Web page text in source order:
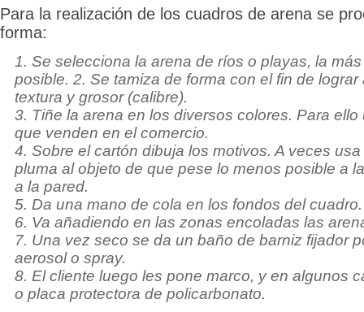
Para la realización de los cuadros de arena se
forma:
1. Se selecciona la arena de ríos o playas, la
posible. 2. Se tamiza de forma con el fin de
textura y grosor (calibre).
3. Tiñe la arena en los diversos colores. Para
que venden en el comercio.
4. Sobre el cartón dibuja los motivos. A veces
pluma al objeto de que pese lo menos posible a
a la pared.
5. Da una mano de cola en los fondos del cuadro.
6. Va añadiendo en las zonas encoladas las
7. Una vez seco se da un baño de barniz fijador
aerosol o spray.
8. El cliente luego les pone marco, y en algunos
o placa protectora de policarbonato.